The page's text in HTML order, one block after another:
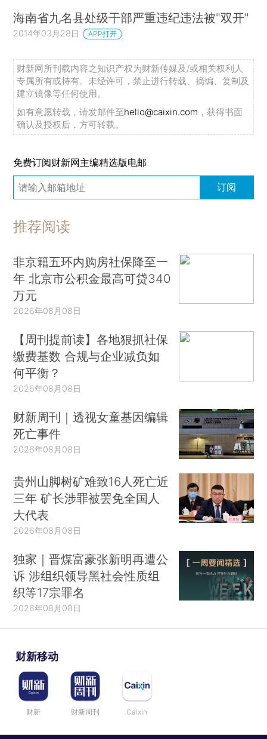
海南省九名县处级干部严重违纪违法被"双开"
2014年03月28日 APP打开
财新网所刊载内容之知识产权为财新传媒及/或相关权利人
专属所有或持有。未经许可，禁止进行转载、摘编、复制及
建立镜像等任何使用。
如有意愿转载，请发邮件至hello@caixin.com ，获得书面
确认及授权后，方可转载。
免费订阅财新网主编精选版电邮
订阅
推荐阅读
非京籍五环内购房社保降至一
年 北京市公积金最高可贷340
万元
2026年08月08日
【周刊提前读】各地狠抓社保
缴费基数 合规与企业减负如
何平衡？
2026年08月08日
财新周刊｜透视女童基因编辑
死亡事件
2026年08月08日
贵州山脚树矿难致16人死亡近
三年 矿长涉罪被罢免全国人
大代表
2026年08月08日
独家｜晋煤富豪张新明再遭公
诉 涉组织领导黑社会性质组
织等17宗罪名
2026年08月08日
财新移动
财新 财新周刊 Caixin